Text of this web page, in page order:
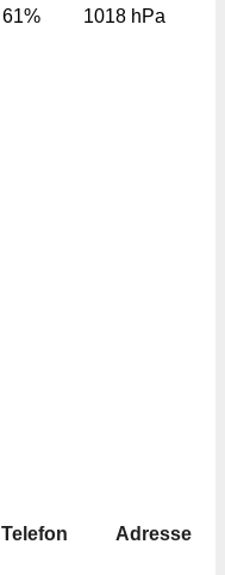
61% 1018 hPa
Telefon Adresse